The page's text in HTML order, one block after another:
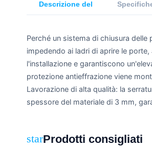
Descrizione del
Perché un sistema di chiusura
impedendo ai ladri di aprire le
l'installazione e garantiscono
protezione antieffrazione viene
Lavorazione di alta qualità: la
spessore del materiale di 3 mm,
starProdotti consigliati